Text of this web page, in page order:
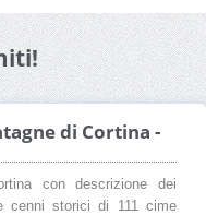
di Cortina -
con descrizione dei
cenni storici di 111 cime